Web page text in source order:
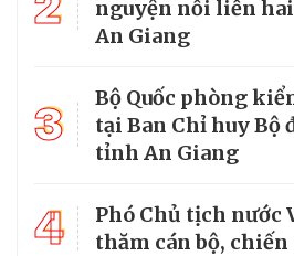
nguyện nối liền
An Giang
3
Bộ Quốc phòng
tại Ban Chỉ huy Bộ
tỉnh An Giang
4
Phó Chủ tịch nước
thăm cán bộ,